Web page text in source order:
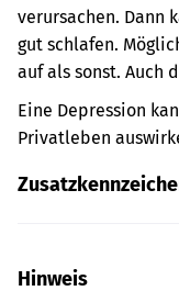
verursachen. Dann
gut schlafen.
auf als sonst. Auch
Eine Depression
Privatleben
Hinweis